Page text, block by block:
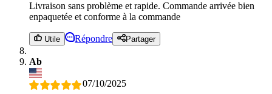
Livraison sans problème et rapide. Commande arrivée bien
enpaquetée et conforme à la commande
Utile Répondre Partager
Ab
07/10/2025